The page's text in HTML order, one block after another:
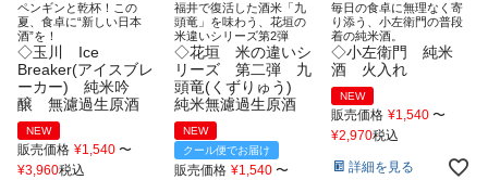
ペンギンと乾杯！この
夏、食卓に“新しい日本
酒”を！
◇玉川 Ice
Breaker(アイスブレ
ーカー) 純米吟
醸 無濾過生原酒
NEW
販売価格 ¥1,540 〜
¥3,960税込
福井で復活した酒米「九
頭竜」を味わう、花垣の
米違いシリーズ第2弾
◇花垣 米の違いシ
リーズ 第二弾 九
頭竜(くずりゅう)
純米無濾過生原酒
NEW
クール便でお届け
販売価格 ¥1,540 〜
毎日の食卓に無理なく寄
り添う、小左衛門の普段
着の純米酒。
◇小左衛門 純米
酒 火入れ
NEW
販売価格 ¥1,540 〜
¥2,970税込
詳細を見る